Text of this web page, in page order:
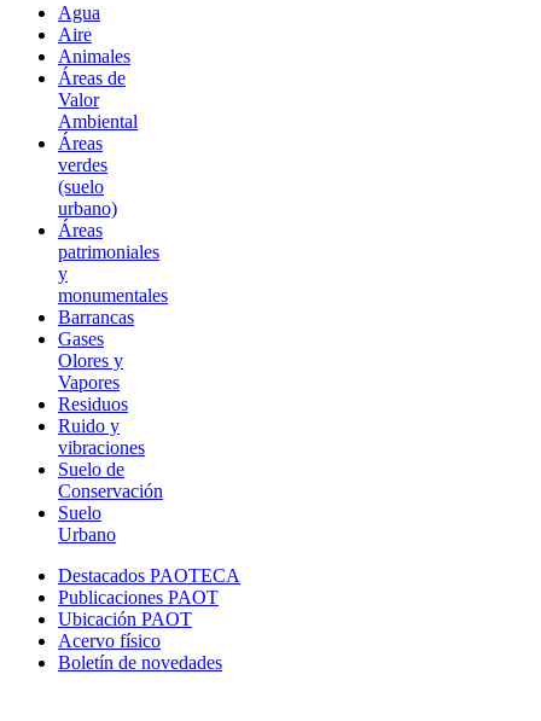
Agua
Aire
Animales
Áreas de
Valor
Ambiental
Áreas
verdes
(suelo
urbano)
Áreas
patrimoniales
y
monumentales
Barrancas
Gases
Olores y
Vapores
Residuos
Ruido y
vibraciones
Suelo de
Conservación
Suelo
Urbano
Destacados PAOTECA
Publicaciones PAOT
Ubicación PAOT
Acervo físico
Boletín de novedades